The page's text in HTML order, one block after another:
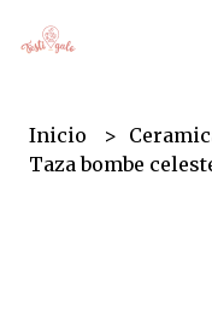
Inicio
Taza bombe